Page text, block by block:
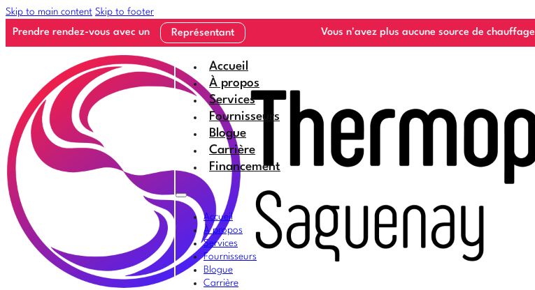
Skip to main content Skip to footer
Prendre rendez-vous avec un Représentant Vous n'avez plus aucune source de chauffage
Accueil
À propos
Services
Fournisseurs
Blogue
Carrière
Financement
Accueil
À propos
Services
Fournisseurs
Blogue
Carrière